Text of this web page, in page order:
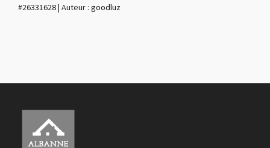
#26331628 | Auteur : goodluz